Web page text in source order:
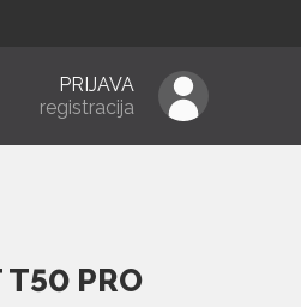
PRIJAVA
registracija
T50 PRO